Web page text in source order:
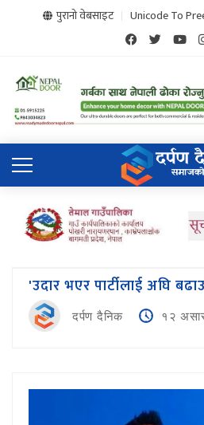
पुरानो वेबसाइट Unicode To
'उदार भएर पार्टीलाई अघि
दर्पण दैनिक १२